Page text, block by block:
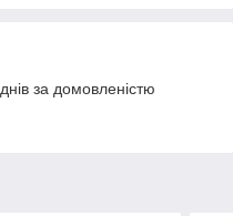
за домовленістю